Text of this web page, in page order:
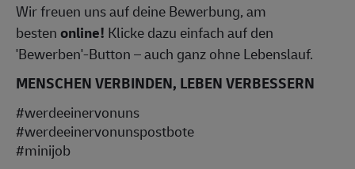
Wir freuen uns auf deine Bewerbung, am
bestenonline! Klicke dazu einfach auf den
'Bewerben'-Button – auch ganz ohne Lebenslauf.
MENSCHEN VERBINDEN, LEBEN VERBESSERN
#werdeeinervonuns
#werdeeinervonunspostbote
#minijob